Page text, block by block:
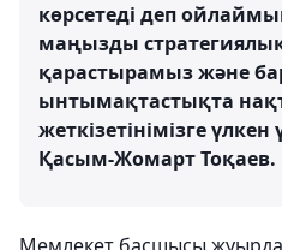
көрсетеді деп
маңызды стратегиялық
қарастырамыз және
ынтымақтастықта
жеткізетінімізге
Қасым-Жомарт Тоқаев.